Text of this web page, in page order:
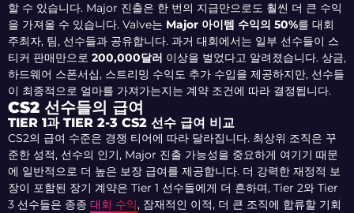
할 수 있습니다. Major 진출은 한 번의 지급만으로도 훨씬 더 큰 수익
을 가져올 수 있습니다. Valve는 Major 아이템 수익의 50%를 대회
주최자, 팀, 선수들과 공유합니다. 과거 대회에서는 일부 선수들이 스
티커 판매만으로 200,000달러 이상을 벌었다고 알려졌습니다. 상금,
하드웨어 스폰서십, 스트리밍 수익도 추가 수입을 제공하지만, 선수들
이 최종적으로 얼마를 가져가는지는 계약 조건에 따라 결정됩니다.
CS2 선수들의 급여
TIER 1과 TIER 2-3 CS2 선수 급여 비교
CS2의 급여 수준은 경쟁 티어에 따라 달라집니다. 최상위 조직은 꾸
준한 성적, 선수의 인기, Major 진출 가능성을 중요하게 여기기 때문
에 일반적으로 더 높은 보장 급여를 제공합니다. 더 강력한 재정적 보
장이 포함된 장기 계약은 Tier 1 선수들에게 더 흔하며, Tier 2와 Tier
3 선수들은 종종 대회 수익, 잠재적인 이적, 더 큰 조직에 합류할 기회